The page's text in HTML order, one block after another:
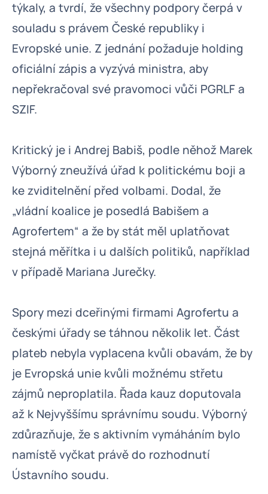
týkaly, a tvrdí, že všechny podpory čerpá v
souladu s právem České republiky i
Evropské unie. Z jednání požaduje holding
oficiální zápis a vyzývá ministra, aby
nepřekračoval své pravomoci vůči PGRLF a
SZIF.
Kritický je i Andrej Babiš, podle něhož Marek
Výborný zneužívá úřad k politickému boji a
ke zviditelnění před volbami. Dodal, že
„vládní koalice je posedlá Babišem a
Agrofertem“ a že by stát měl uplatňovat
stejná měřítka i u dalších politiků, například
v případě Mariana Jurečky.
Spory mezi dceřinými firmami Agrofertu a
českými úřady se táhnou několik let. Část
plateb nebyla vyplacena kvůli obavám, že by
je Evropská unie kvůli možnému střetu
zájmů neproplatila. Řada kauz doputovala
až k Nejvyššímu správnímu soudu. Výborný
zdůrazňuje, že s aktivním vymáháním bylo
namístě vyčkat právě do rozhodnutí
Ústavního soudu.